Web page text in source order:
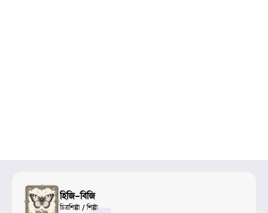
হিজি-বিজি
চিত্রশিল্পী / শিল্পী